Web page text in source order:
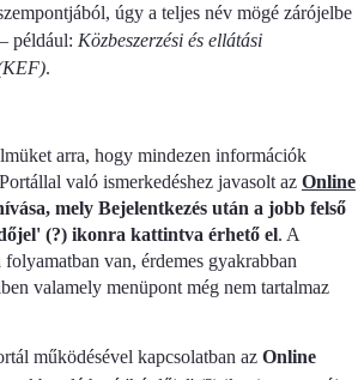
úgy a teljes név mögé zárójelbe
például: Közbeszerzési és ellátási
.
arra, hogy mindezen információk
való ismerkedéshez javasolt az Online
mely Bejelentkezés után a jobb felső
(?) ikonra kattintva érhető el. A
van, érdemes gyakrabban
valamely menüpont még nem tartalmaz
működésével kapcsolatban az Online